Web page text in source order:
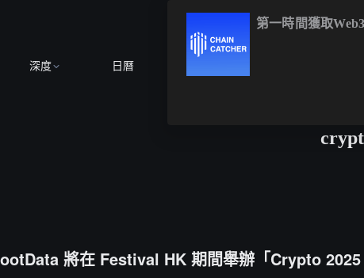
深度 日曆
將在 Festival HK 期間舉辦「Crypto
第一時間獲取